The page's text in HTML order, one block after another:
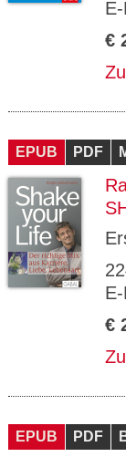
€
EPUB PDF
€
EPUB PDF